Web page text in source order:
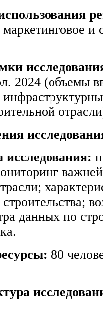
маркетинговое и
2024 (объемы
данных по
80